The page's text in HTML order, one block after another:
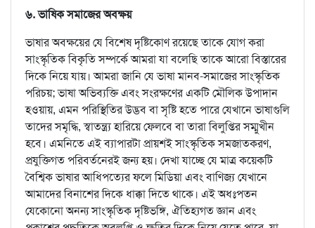
৬. ভাষিক সমাজের অবক্ষয়
ভাষার অবক্ষয়ের যে বিশেষ দৃষ্টিকোণ রয়েছে তাকে যোগ করা
সাংস্কৃতিক বিকৃতি সম্পর্কে আমরা যা বলেছি তাকে আরো বিস্তারের
দিকে নিয়ে যায়।আমরা জানি যে ভাষা মানব-সমাজের সাংস্কৃতিক
পরিচয়; ভাষা অভিব্যক্তি এবং সংরক্ষণের একটি মৌলিক উপাদান
হওয়ায়, এমন পরিস্থিতির উদ্ভব বা সৃষ্টি হতে পারে যেখানে ভাষাগুলি
তাদের সমৃদ্ধি, স্বাতন্ত্র্য হারিয়ে ফেলবে বা তারা বিলুপ্তির সম্মুখীন
হবে। এমনিতে এই ব্যাপারটা প্রায়শই সাংস্কৃতিক সমজাতকরণ,
প্রযুক্তিগত পরিবর্তনেরই জন্য হয়। দেখা যাচ্ছে যে মাত্র কয়েকটি
বৈশ্বিক ভাষার আধিপত্যের ফলে মিডিয়া এবং বাণিজ্য যেখানে
আমাদের বিনাশের দিকে ধাক্কা দিতে থাকে। এই অধঃপতন
যেকোনো অনন্য সাংস্কৃতিক দৃষ্টিভঙ্গি, ঐতিহ্যগত জ্ঞান এবং